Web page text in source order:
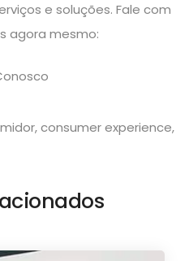
e soluções. Fale com
agora mesmo:
,consumer experience,